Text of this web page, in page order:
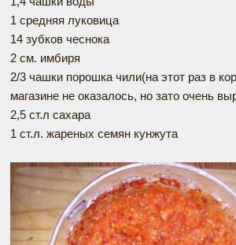
1 средняя луковица
14 зубков чеснока
2 см. имбиря
2/3 чашки порошка чили(на этот раз в
магазине не оказалось, но зато очень
2,5 ст.л сахара
1 ст.л. жареных семян кунжута